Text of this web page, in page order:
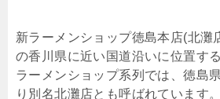
新ラーメンショップ徳島本店(北灘
の香川県に近い国道沿いに位置す
ラーメンショップ系列では、徳島
り別名北灘店とも呼ばれています。